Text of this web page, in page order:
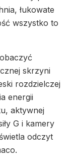
łukowate
wszystko to
skrzyni
rozdzielczej
energii
aktywnej
G i kamery
odczyt